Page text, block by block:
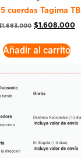
cuerdas Tagima
1.693.000 $1.608.000
Añadir al carrito